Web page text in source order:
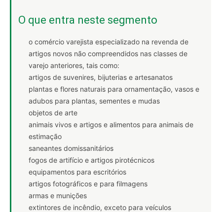
O que entra neste segmento
o comércio varejista especializado na revenda de
artigos novos não compreendidos nas classes de
varejo anteriores, tais como:
artigos de suvenires, bijuterias e artesanatos
plantas e flores naturais para ornamentação, vasos e
adubos para plantas, sementes e mudas
objetos de arte
animais vivos e artigos e alimentos para animais de
estimação
saneantes domissanitários
fogos de artifício e artigos pirotécnicos
equipamentos para escritórios
artigos fotográficos e para filmagens
armas e munições
extintores de incêndio, exceto para veículos